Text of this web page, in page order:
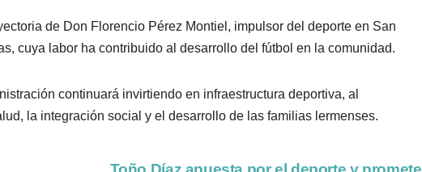
de Don Florencio Pérez Montiel, impulsor del deporte en San
cuya labor ha contribuido al desarrollo del fútbol en la comunidad.
continuará invirtiendo en infraestructura deportiva, al
la integración social y el desarrollo de las familias lermenses.